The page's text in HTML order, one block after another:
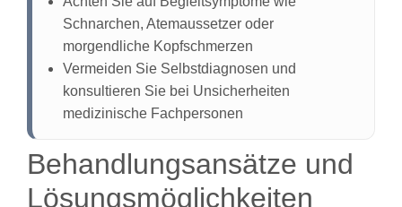
Schnarchen, Atemaussetzer oder
morgendliche Kopfschmerzen
Vermeiden Sie Selbstdiagnosen und
konsultieren Sie bei Unsicherheiten
medizinische Fachpersonen
Behandlungsansätze und
Lösungsmöglichkeiten